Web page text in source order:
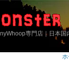
専門店｜日本
ホ